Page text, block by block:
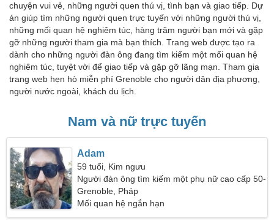
chuyện vui vẻ, những người quen thú vị, tình bạn và giao tiếp. Dự
án giúp tìm những người quen trực tuyến với những người thú vị,
những mối quan hệ nghiêm túc, hàng trăm người bạn mới và gặp
gỡ những người tham gia mà bạn thích. Trang web được tạo ra
dành cho những người đàn ông đang tìm kiếm một mối quan hệ
nghiêm túc, tuyệt vời để giao tiếp và gặp gỡ lãng mạn. Tham gia
trang web hẹn hò miễn phí Grenoble cho người dân địa phương,
người nước ngoài, khách du lịch.
Nam và nữ trực tuyến
Adam
59 tuổi, Kim ngưu
Người đàn ông tìm kiếm một phụ nữ cao cấp 50-
55
Grenoble, Pháp
Mối quan hệ ngắn hạn